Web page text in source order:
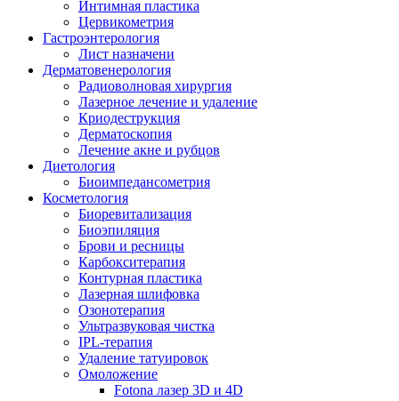
Интимная пластика
Цервикометрия
Гастроэнтерология
Лист назначени
Дерматовенерология
Радиоволновая хирургия
Лазерное лечение и удаление
Криодеструкция
Дерматоскопия
Лечение акне и рубцов
Диетология
Биоимпедансометрия
Косметология
Биоревитализация
Биоэпиляция
Брови и ресницы
Карбокситерапия
Контурная пластика
Лазерная шлифовка
Озонотерапия
Ультразвуковая чистка
IPL-терапия
Удаление татуировок
Омоложение
Fotona лазер 3D и 4D